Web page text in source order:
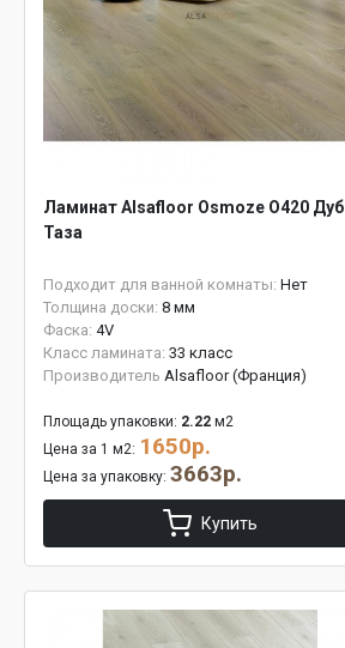
Ламинат Alsafloor Osmoze O420 Дуб
Таза
Подходит для ванной комнаты: Нет
Толщина доски: 8 мм
Фаска: 4V
Класс ламината: 33 класс
Производитель Alsafloor (Франция)
Площадь упаковки: 2.22 м2
Цена за 1 м2: 1650р.
Цена за упаковку: 3663р.
Купить